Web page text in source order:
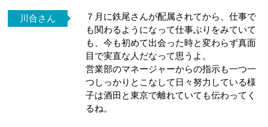
川合さん
７月に鉄尾さんが配属されてから、仕事で
も関わるようになって仕事ぶりをみていて
も、今も初めて出会った時と変わらず真面
目で実直な人だなって思うよ。
営業部のマネージャーからの指示も一つ一
つしっかりとこなして日々努力している様
子は酒田と東京で離れていても伝わってく
るね。